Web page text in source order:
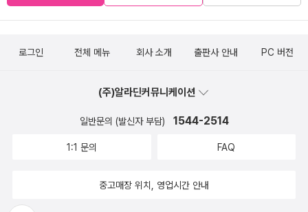
로그인 전체 메뉴 회사 소개 출판사 안내 PC 버전
(주)알라딘커뮤니케이션
일반문의 (발신자 부담) 1544-2514
1:1 문의 FAQ
중고매장 위치, 영업시간 안내